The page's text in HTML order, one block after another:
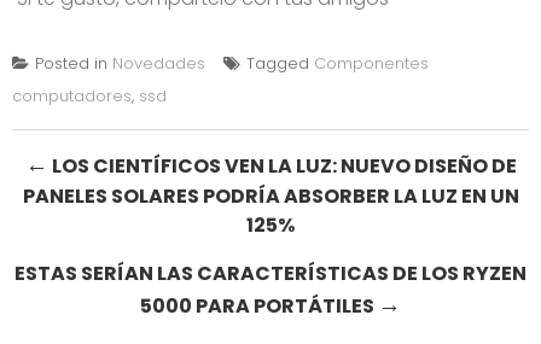
Posted in Novedades Tagged Componentes
computadores, ssd
Post
navigation
← LOS CIENTÍFICOS VEN LA LUZ: NUEVO DISEÑO DE
PANELES SOLARES PODRÍA ABSORBER LA LUZ EN UN
125%
ESTAS SERÍAN LAS CARACTERÍSTICAS DE LOS RYZEN
5000 PARA PORTÁTILES →